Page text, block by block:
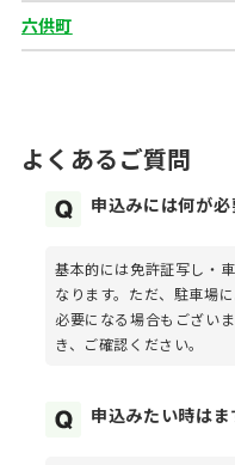
六供町
よくあるご質問
申込みには何が必
基本的には免許証写し・
なります。ただ、駐車場
必要になる場合もござい
き、ご確認ください。
申込みたい時は